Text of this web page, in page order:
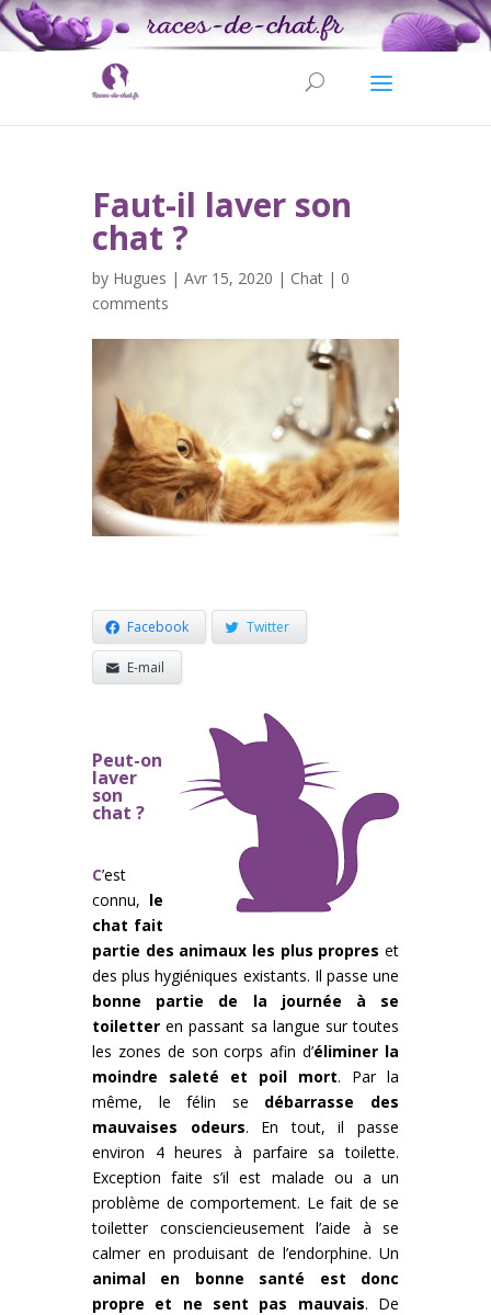
Faut-il laver son
chat ?
by Hugues | Avr 15, 2020 | Chat | 0
comments
Facebook Twitter
E-mail
Peut-on
laver
son
chat ?
C’est
connu, le
chat fait
partie des animaux les plus propres et
des plus hygiéniques existants. Il passe une
bonne partie de la journée à se
toiletter en passant sa langue sur toutes
les zones de son corps afin d’éliminer la
moindre saleté et poil mort. Par la
même, le félin se débarrasse des
mauvaises odeurs. En tout, il passe
environ 4 heures à parfaire sa toilette.
Exception faite s’il est malade ou a un
problème de comportement. Le fait de se
toiletter consciencieusement l’aide à se
calmer en produisant de l’endorphine. Un
animal en bonne santé est donc
propre et ne sent pas mauvais. De